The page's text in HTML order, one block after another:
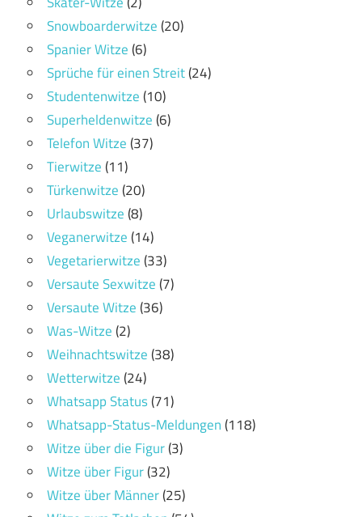
Snowboarderwitze(20)
Spanier Witze(6)
Sprüche für einen Streit(24)
Studentenwitze(10)
Superheldenwitze(6)
Telefon Witze(37)
Tierwitze(11)
Türkenwitze(20)
Urlaubswitze(8)
Veganerwitze(14)
Vegetarierwitze(33)
Versaute Sexwitze(7)
Versaute Witze(36)
Was-Witze(2)
Weihnachtswitze(38)
Wetterwitze(24)
Whatsapp Status(71)
Whatsapp-Status-Meldungen(118)
Witze über die Figur(3)
Witze über Figur(32)
Witze über Männer(25)